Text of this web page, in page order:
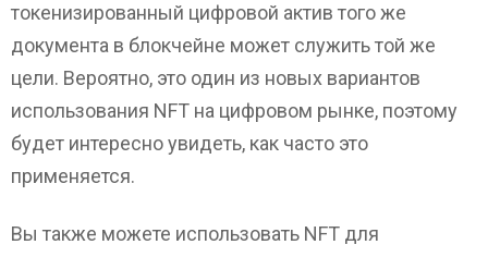
токенизированный цифровой актив того же
документа в блокчейне может служить той же
цели. Вероятно, это один из новых вариантов
использования NFT на цифровом рынке, поэтому
будет интересно увидеть, как часто это
применяется.
Вы также можете использовать NFT для